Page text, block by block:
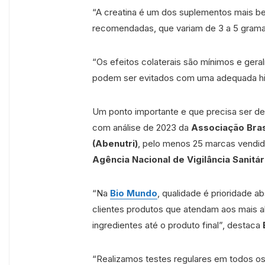
“A creatina é um dos suplementos mais
recomendadas, que variam de 3 a 5
“Os efeitos colaterais são mínimos e
podem ser evitados com uma adequada
Um ponto importante e que precisa ser
com análise de 2023 da Associação
(Abenutri), pelo menos 25 marcas
Agência Nacional de Vigilância
“Na Bio Mundo, qualidade é prioridade
clientes produtos que atendam aos mais
ingredientes até o produto final”, destaca
“Realizamos testes regulares em todos